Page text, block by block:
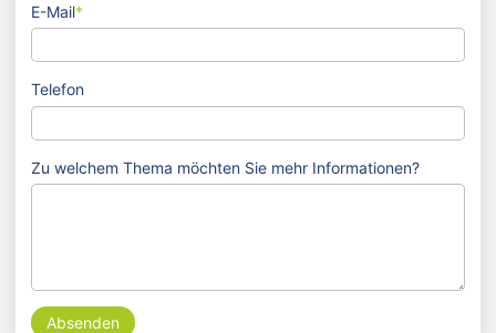
E-Mail*
Telefon
Zu welchem Thema möchten Sie mehr Informationen?
Absenden